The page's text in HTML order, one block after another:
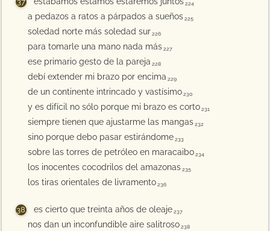
224
a pedazos a ratos a párpados a sueños 225
soledad norte más soledad sur 226
para tomarle una mano nada más 227
ese primario gesto de la pareja 228
debí extender mi brazo por encima 229
de un continente intrincado y vastísimo 230
y es difícil no sólo porque mi brazo es corto 231
siempre tienen que ajustarme las mangas 232
sino porque debo pasar estirándome 233
sobre las torres de petróleo en maracaibo 234
los inocentes cocodrilos del amazonas 235
los tiras orientales de livramento 236
es cierto que treinta años de oleaje 237
nos dan un inconfundible aire salitroso 238